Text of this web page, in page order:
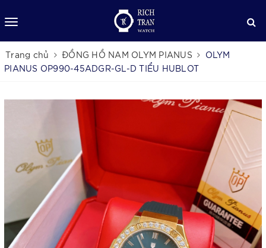
Trang chủ ĐỒNG HỒ NAM OLYM PIANUS
OLYM
PIANUS OP990-45ADGR-GL-D TIỂU HUBLOT